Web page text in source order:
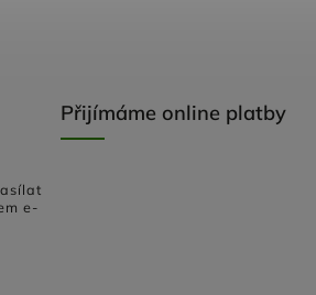
e-
Přijímáme online platby